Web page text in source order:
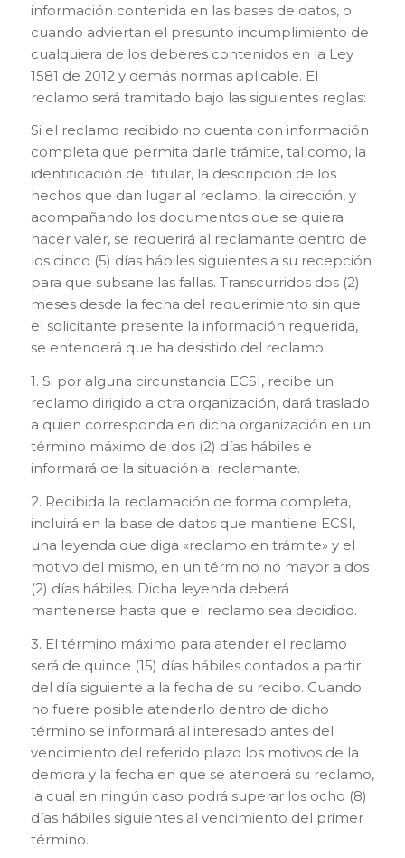
información contenida en las bases de datos, o
cuando adviertan el presunto incumplimiento de
cualquiera de los deberes contenidos en la Ley
1581 de 2012 y demás normas aplicable. El
reclamo será tramitado bajo las siguientes reglas:
Si el reclamo recibido no cuenta con información
completa que permita darle trámite, tal como, la
identificación del titular, la descripción de los
hechos que dan lugar al reclamo, la dirección, y
acompañando los documentos que se quiera
hacer valer, se requerirá al reclamante dentro de
los cinco (5) días hábiles siguientes a su recepción
para que subsane las fallas. Transcurridos dos (2)
meses desde la fecha del requerimiento sin que
el solicitante presente la información requerida,
se entenderá que ha desistido del reclamo.
1. Si por alguna circunstancia ECSI, recibe un
reclamo dirigido a otra organización, dará traslado
a quien corresponda en dicha organización en un
término máximo de dos (2) días hábiles e
informará de la situación al reclamante.
2. Recibida la reclamación de forma completa,
incluirá en la base de datos que mantiene ECSI,
una leyenda que diga «reclamo en trámite» y el
motivo del mismo, en un término no mayor a dos
(2) días hábiles. Dicha leyenda deberá
mantenerse hasta que el reclamo sea decidido.
3. El término máximo para atender el reclamo
será de quince (15) días hábiles contados a partir
del día siguiente a la fecha de su recibo. Cuando
no fuere posible atenderlo dentro de dicho
término se informará al interesado antes del
vencimiento del referido plazo los motivos de la
demora y la fecha en que se atenderá su reclamo,
la cual en ningún caso podrá superar los ocho (8)
días hábiles siguientes al vencimiento del primer
término.